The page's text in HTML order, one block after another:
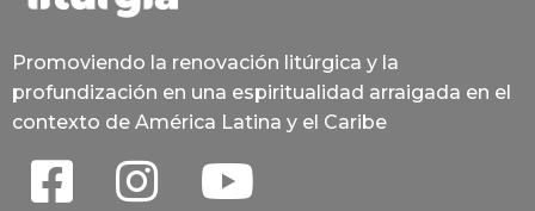
Promoviendo la renovación litúrgica y la
profundización en una espiritualidad arraigada en el
contexto de América Latina y el Caribe